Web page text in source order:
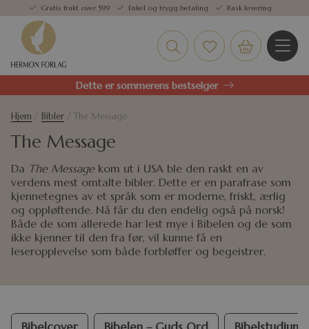
Gratis frakt over 599 Enkel og trygg betaling Rask levering
Dette er sommerens bestselger
Hjem / Bibler / The Message
The Message
Da The Messagekom ut i USA ble den raskt en av
verdens mest omtalte bibler. Dette er en parafrase som
kjennetegnes av et språk som er moderne, friskt, ærlig
og oppløftende. Nå får du den endelig også på norsk!
Både de som allerede har lest mye i Bibelen og de som
ikke kjenner til den fra før, vil kunne få en
leseropplevelse som både forbløffer og begeistrer.